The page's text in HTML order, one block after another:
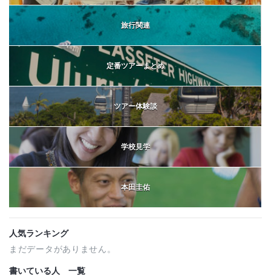
旅行関連
定番ツアーまとめ
ツアー体験談
学校見学
本田圭佑
人気ランキング
まだデータがありません。
書いている人 一覧